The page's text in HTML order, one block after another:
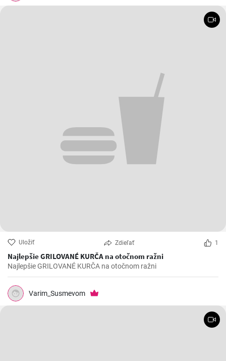
Uložiť Zdieľať 1
Najlepšie GRILOVANÉ KURČA na otočnom ražni
Najlepšie GRILOVANÉ KURČA na otočnom ražni
Varim_Susmevom